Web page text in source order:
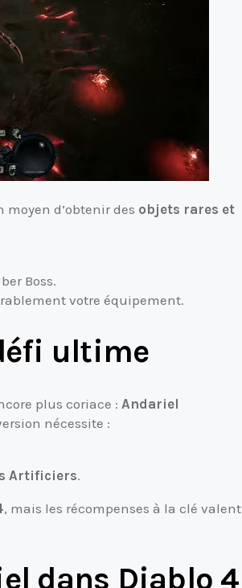
moyen d’obtenir des objets rares et
Boss.
votre équipement.
ultime
plus coriace : Andariel
nécessite :
Artificiers.
, mais les récompenses à la clé valent
dans Diablo 4